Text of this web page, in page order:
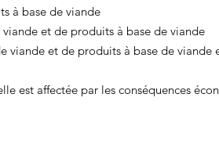
à base de viande
et de produits à base de viande
viande et de produits à base de viande
est affectée par les conséquences